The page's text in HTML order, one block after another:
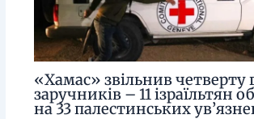
«Хамас» звільнив четверту
заручників – 11 ізраїльтян
на 33 палестинських